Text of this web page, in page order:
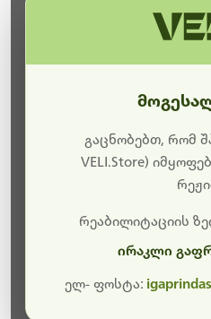
ბოდიშს გიხდით
მიმდინარეობს საიტის
მალე ისევ
გაცნობებთ, რომ
VELI.Store)
რეაბილიტაციის
ირაკლი
ელ- ფოსტა: